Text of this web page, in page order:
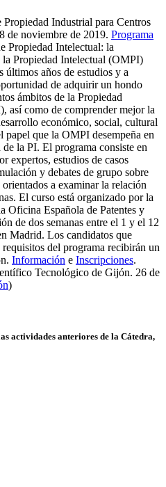
Industrial para Centros
de noviembre de 2019. Programa
Propiedad Intelectual: la
Propiedad Intelectual (OMPI)
últimos años de estudios y a
de adquirir un hondo
ámbitos de la Propiedad
así como de comprender mejor la
económico, social, cultural
que la OMPI desempeña en
la PI. El programa consiste en
expertos, estudios de casos
y debates de grupo sobre
a examinar la relación
El curso está organizado por la
Oficina Española de Patentes y
de dos semanas entre el 1 y el 12
Madrid. Los candidatos que
del programa recibirán un
Información e Inscripciones.
Tecnológico de Gijón. 26 de
)
actividades anteriores de la Cátedra,